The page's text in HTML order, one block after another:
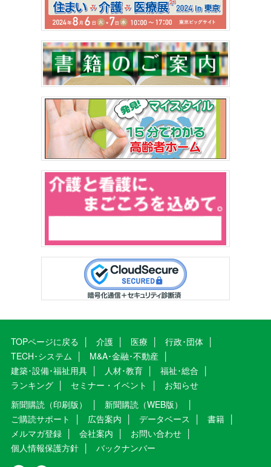
TOPページに戻る 介護 医療
行政･団体
TECH･システム
M&A･金融･不動産
建築･設備･福祉用具
人材･教育
福祉･総合
ランキング
セミナー・イベント
お知らせ
新聞購読（印刷版）
新聞購読（WEB版）
ご購読サポート
広告案内 データベース
書籍
メルマガ登録
会社案内
お問い合わせ
個人情報保護方針
バックナンバー